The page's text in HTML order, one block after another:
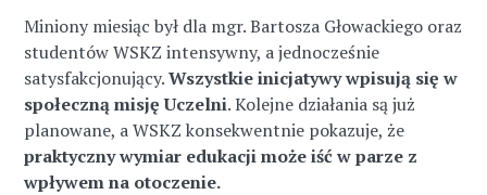
Miniony miesiąc był dla mgr. Bartosza Głowackiego oraz
studentów WSKZ intensywny, a jednocześnie
satysfakcjonujący.Wszystkie inicjatywy wpisują się w
społeczną misję Uczelni. Kolejne działania są już
planowane, a WSKZ konsekwentnie pokazuje, że
praktyczny wymiar edukacji może iść w parze z
wpływem na otoczenie.